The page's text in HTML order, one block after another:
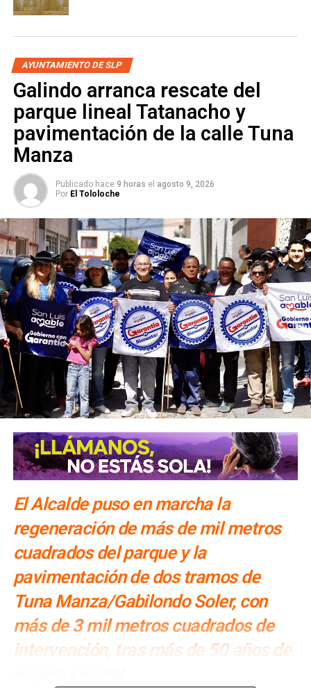
SIGUIENTE
Vero Rodríguez reconoce avances en SLP bajo la
gestión de Enrique Galindo
NO TE PIERDAS
Autoridades confirman fallecimiento de joven
secuestrado en SLP
AYUNTAMIENTO DE SLP
Galindo arranca rescate del
parque lineal Tatanacho y
pavimentación de la calle Tuna
Manza
Publicado hace 9 horas el agosto 9, 2026
Por El Tololoche
El Alcalde puso en marcha la
regeneración de más de mil metros
cuadrados del parque y la
pavimentación de dos tramos de
Tuna Manza/Gabilondo Soler, con
más de 3 mil metros cuadrados de
intervención, tras más de 50 años de